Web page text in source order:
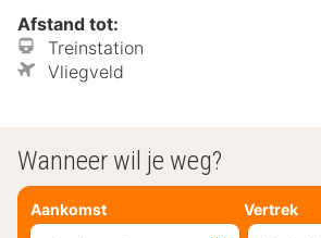
Afstand tot:
Treinstation
Vliegveld
Wanneer wil je weg?
Aankomst Vertrek